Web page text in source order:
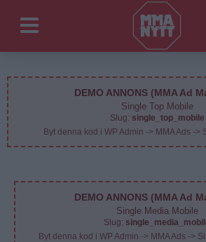
DEMO ANNONS (MMA Ad
Single Top Mobile
Slug: single_top_mobile
Byt denna kod i WP Admin -> MMA Ads ->
DEMO ANNONS (MMA Ad
Single Media Mobile
Slug:
Byt denna kod i WP Admin -> MMA Ads ->